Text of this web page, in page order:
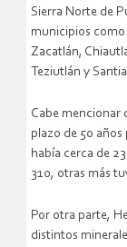
Sierra Norte de
municipios como
Zacatlán,
Teziutlán y
Cabe mencionar
plazo de 50
había cerca de
310, otras más
Por otra parte,
distintos